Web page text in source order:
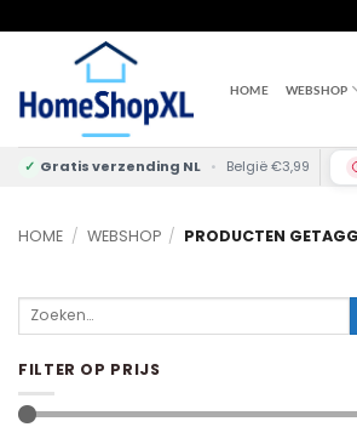
to
HOME WEBSHOP
✓ Gratis verzending NL • België €3,99
HOME / WEBSHOP / PRODUCTEN
Zoeken
FILTER OP PRIJS